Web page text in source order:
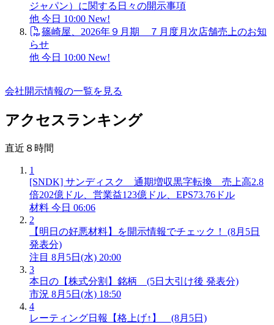
ジャパン）に関する日々の開示事項
他 今日 10:00 New!
篠崎屋、2026年９月期 ７月度月次店舗売上のお知
らせ
他 今日 10:00 New!
会社開示情報の一覧を見る
アクセスランキング
直近８時間
1
[SNDK] サンディスク 通期増収黒字転換 売上高2.8
倍202億ドル、営業益123億ドル、EPS73.76ドル
材料 今日 06:06
2
【明日の好悪材料】を開示情報でチェック！ (8月5日
発表分)
注目 8月5日(水) 20:00
3
本日の【株式分割】銘柄 (5日大引け後 発表分)
市況 8月5日(水) 18:50
4
レーティング日報【格上げ↑】 (8月5日)